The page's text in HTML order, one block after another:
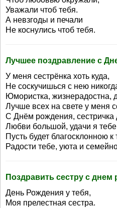
Уважали чтоб тебя.
А невзгоды и печали
Не коснулись чтоб тебя.
Лучшее поздравление с
У меня сестрёнка хоть куда,
Не соскучишься с нею
Юмористка, жизнерадостна,
Лучше всех на свете у меня
С Днём рождения, сестричка
Любви большой, удачи я
Пусть будет благосклонною к
Радости тебе, уюта и
Поздравить сестру с днем
День Рождения у тебя,
Моя прелестная сестра.